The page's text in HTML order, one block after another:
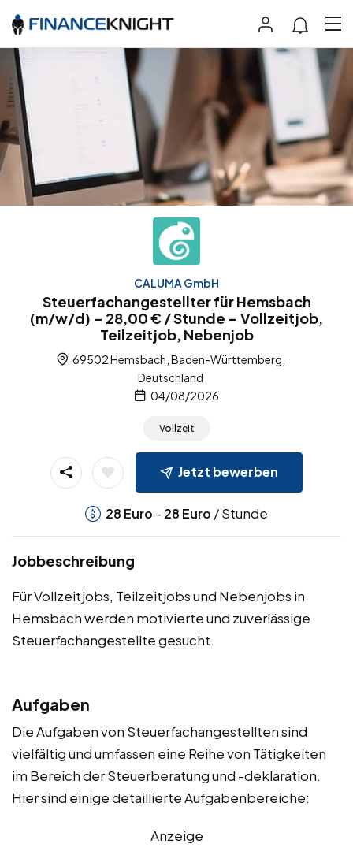
CALUMA GmbH
Steuerfachangestellter für Hemsbach
(m/w/d) – 28,00 € / Stunde – Vollzeitjob,
Teilzeitjob, Nebenjob
69502 Hemsbach, Baden-Württemberg,
Deutschland
04/08/2026
Vollzeit
Jetzt bewerben
28 Euro - 28 Euro / Stunde
Jobbeschreibung
Für Vollzeitjobs, Teilzeitjobs und Nebenjobs in
Hemsbach werden motivierte und zuverlässige
Steuerfachangestellte gesucht.
Aufgaben
Die Aufgaben von Steuerfachangestellten sind
vielfältig und umfassen eine Reihe von Tätigkeiten
im Bereich der Steuerberatung und -deklaration.
Hier sind einige detaillierte Aufgabenbereiche:
Anzeige